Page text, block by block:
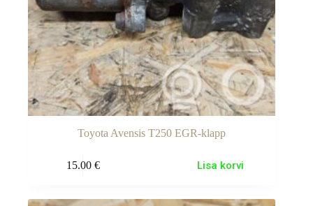
Toyota Avensis T250 EGR-klapp
15.00 € Lisa korvi